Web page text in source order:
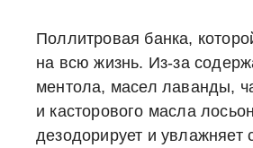
Поллитровая банка,
на всю жизнь. Из-за
ментола, масел лаванды,
и касторового масла
дезодорирует и увлажняет